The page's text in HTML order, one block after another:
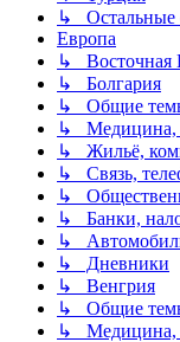
↳ Остальные
Европа
↳ Восточная
↳ Болгария
↳ Общие
↳ Медицина,
↳ Жильё,
↳ Связь,
↳
↳ Банки,
↳
↳ Дневники
↳ Венгрия
↳ Общие
↳ Медицина,